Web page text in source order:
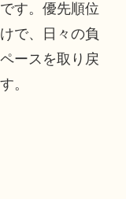
す。優先順位
で、日々の負
ースを取り戻
。